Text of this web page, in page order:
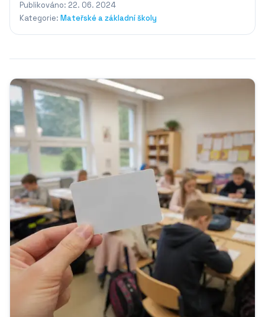
Publikováno: 22. 06. 2024
Kategorie: Mateřské a základní školy